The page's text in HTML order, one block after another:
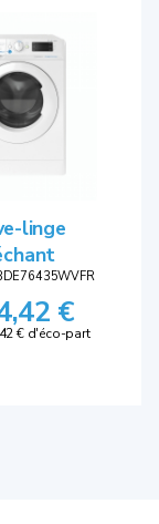
linge
€
€ d'éco-part